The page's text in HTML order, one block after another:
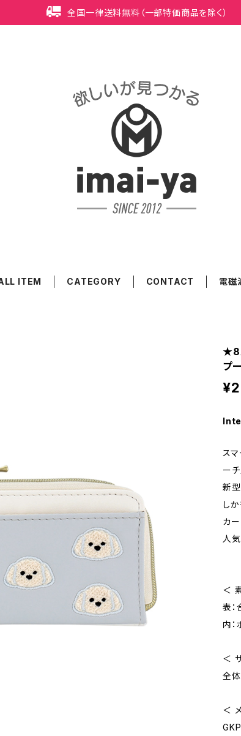
全国一律送料無料（一部特価商品を除く）
ITEM CATEGORY CONTACT 電磁
★8
プ
ス
ーチ
新型
し
カ
人
＜
表：
内：
＜
全
＜